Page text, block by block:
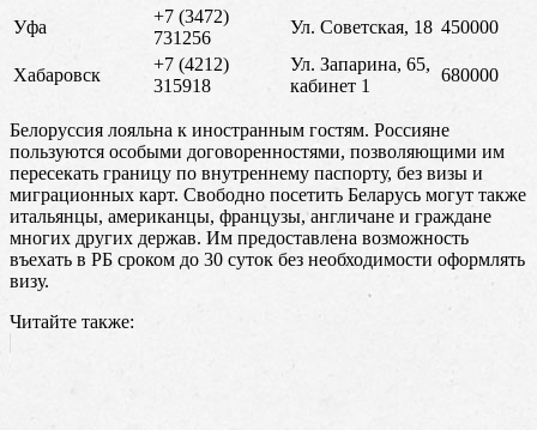
Уфа
+7 (3472)
731256
Ул. Советская, 18 450000
Хабаровск
+7 (4212)
315918
Ул. Запарина, 65,
кабинет 1
680000
Белоруссия лояльна к иностранным гостям. Россияне
пользуются особыми договоренностями, позволяющими им
пересекать границу по внутреннему паспорту, без визы и
миграционных карт. Свободно посетить Беларусь могут также
итальянцы, американцы, французы, англичане и граждане
многих других держав. Им предоставлена возможность
въехать в РБ сроком до 30 суток без необходимости оформлять
визу.
Читайте также: